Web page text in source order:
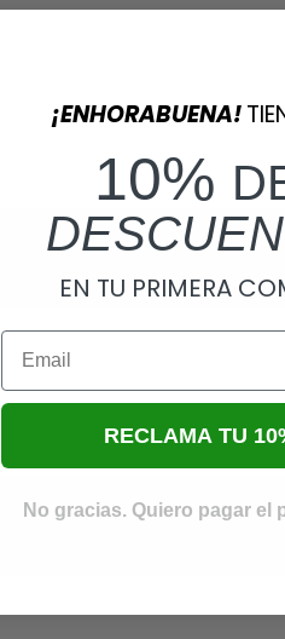
¡ENHORABUENA!
10%
EN TU PRIMERA
Email
RECLAMA TU
No gracias. Quiero pagar el